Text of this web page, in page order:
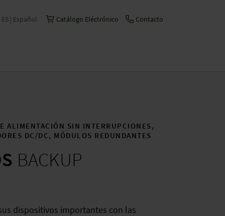
ES | Español
France | Français
Schweiz | Deutsch
Catálogo Eléctrónico Contacto
ALIMENTACIÓN SIN INTERRUPCIONES,
DC/DC, MÓDULOS REDUNDANTES
BACKUP
dispositivos importantes con las